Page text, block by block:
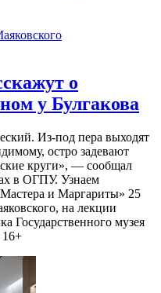
о
у Булгакова
Из-под пера выходят
остро задевают
круги», — сообщал
в ОГПУ. Узнаем
и Маргариты» 25
на лекции
Государственного музея